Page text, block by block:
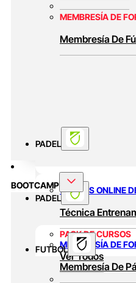
PADEL
CURSOS ONLINE
Técnica
PACK DE CURSOS
Ver Todos
MEMBRESÍA DE
Membresía De
PADEL
MEMBRESÍA DE
Membresía De
BOOTCAMP
FUTBOL